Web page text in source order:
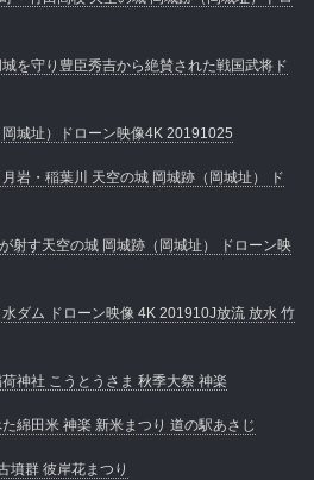
を守り豊臣秀吉から絶賛された戦国武将ド
城址）ドローン映像4K 20191025
岩・稲葉川 天空の城 岡城跡（岡城址） ド
射す天空の城 岡城跡（岡城址） ドローン映
ダム ドローン映像 4K 201910J放流 放水 竹
神社 こうとうさま 秋季大祭 神楽
綿田米 神楽 新米まつり 道の駅あさじ
墳群 彼岸花まつり